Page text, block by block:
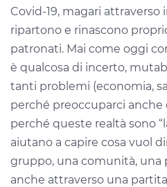
Covid-19, magari
ripartono e rinascono
patronati. Mai come oggi
è qualcosa di incerto,
tanti problemi (economia,
perché preoccuparci anche
perché queste realtà sono
aiutano a capire cosa vuol
gruppo, una comunità, una
anche attraverso una